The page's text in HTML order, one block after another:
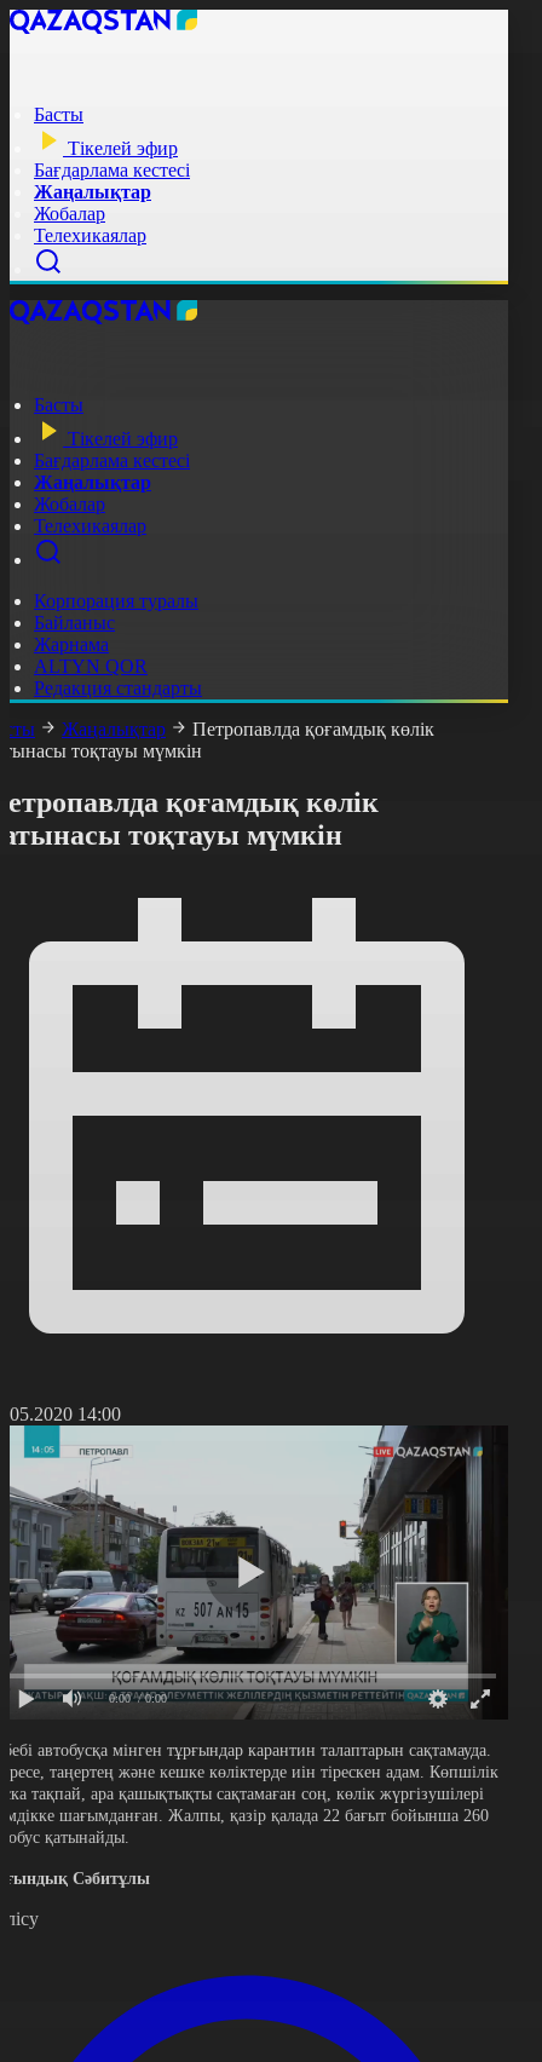
Басты
Тікелей эфир
Бағдарлама кестесі
Жаңалықтар
Жобалар
Телехикаялар
Басты
Тікелей эфир
Бағдарлама кестесі
Жаңалықтар
Жобалар
Телехикаялар
Корпорация туралы
Байланыс
Жарнама
ALTYN QOR
Редакция стандарты
Жаңалықтар
Петропавлда қоғамдық көлік
тоқтауы мүмкін
қоғамдық көлік
тоқтауы мүмкін
14:00
0:00 / 0:00
автобусқа мінген тұрғындар карантин талаптарын сақтамауда.
таңертең және кешке көліктерде иін тірескен адам. Көпшілік
тақпай, ара қашықтықты сақтамаған соң, көлік жүргізушілері
шағымданған. Жалпы, қазір қалада 22 бағыт бойынша 260
қатынайды.
Сәбитұлы